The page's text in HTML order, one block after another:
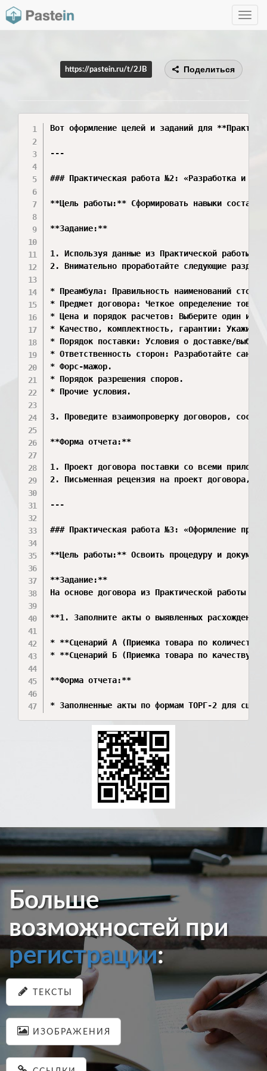
Toggle
https://pastein.ru/t/2JB Поделиться
Вот оформление целей и заданий для
---
### Практическая работа №2: «Разработка и
**Цель работы:** Сформировать навыки
**Задание:**
1. Используя данные из Практической работы
2. Внимательно проработайте следующие
* Преамбула: Правильность наименований
* Предмет договора: Четкое определение
* Цена и порядок расчетов: Выберите один из
* Качество, комплектность, гарантии:
* Порядок поставки: Условия о доставке/
* Ответственность сторон: Разработайте
* Форс-мажор.
* Порядок разрешения споров.
* Прочие условия.
3. Проведите взаимопроверку договоров,
**Форма отчета:**
1. Проект договора поставки со всеми
2. Письменная рецензия на проект договора,
---
### Практическая работа №3: «Оформление
**Цель работы:** Освоить процедуру и
**Задание:**
На основе договора из Практической работы
**1. Заполните акты о выявленных
* **Сценарий А (Приемка товара по
* **Сценарий Б (Приемка товара по
**Форма отчета:**
* Заполненные акты по формам ТОРГ-2 для
Больше
возможностей при
регистрации:
ТЕКСТЫ
ИЗОБРАЖЕНИЯ